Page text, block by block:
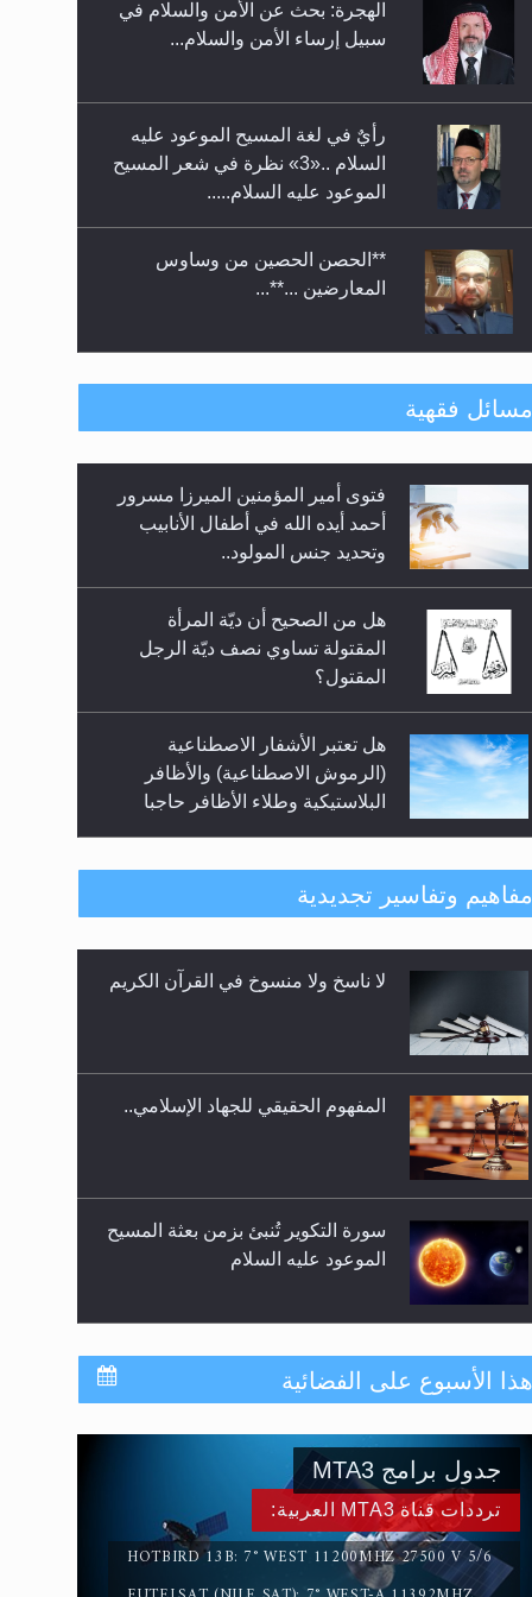
الأحمدية بنيجيريا لعام 2025
سبيل إرساء الأمن والسلام...
رأيٌ في لغة المسيح الموعود عليه
السلام ..«3» نظرة في شعر المسيح
الموعود عليه السلام.....
**الحصن الحصين من وساوس
المعارضين ...**...
متطلَّبات التّحريك الجديد...
رأيٌ في لغة المسيح الموعود عليه
السلام.. 4...
مسائل فقهية
فتوى أمير المؤمنين الميرزا مسرور
أحمد أيده الله في أطفال الأنابيب
وتحديد جنس المولود..
هل من الصحيح أن ديّة المرأة
المقتولة تساوي نصف ديّة الرجل
المقتول؟
هل تعتبر الأشفار الاصطناعية
(الرموش الاصطناعية) والأظافر
البلاستيكية وطلاء الأظافر حاجبا
للوضوء وهل يُسمح الصلاة بها؟
هل يُحسب حول الزكاة وفق السنة
الميلادية أو الهجرية؟
هل يجوز فتح مشروع كوافير نسائي
للمحجبات وغير المحجبات؟
مفاهيم وتفاسير تجديدية
لا ناسخ ولا منسوخ في القرآن الكريم
المفهوم الحقيقي للجهاد الإسلامي..
سورة التكوير تُنبئ بزمن بعثة المسيح
الموعود عليه السلام
حقيقة المسيح الدجال
القرآن قاضٍ وحكمٌ على السنة
ومهيمنٌ عليها.. ليس العكس
هذا الأسبوع على الفضائية
ترددات قناة MTA3 العربية:
HOTBIRD 13B: 7° WEST 11200MHZ 27500 V 5/6
جدول برامج MTA3